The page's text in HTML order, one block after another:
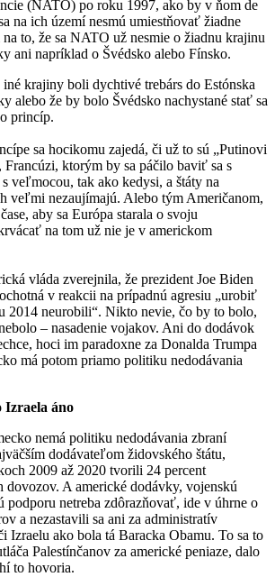
(NATO) po roku 1997, ako by v ňom de
na ich území nesmú umiestňovať žiadne
to, že sa NATO už nesmie o žiadnu krajinu
ani napríklad o Švédsko alebo Fínsko.
iné krajiny boli dychtivé trebárs do Estónska
alebo že by bolo Švédsko nachystané stať sa
princíp.
sa hocikomu zajedá, či už to sú „Putinovi
Francúzi, ktorým by sa páčilo baviť sa s
veľmocou, tak ako kedysi, a štáty na
veľmi nezaujímajú. Alebo tým Američanom,
aby sa Európa starala o svoju
na tom už nie je v americkom
vláda zverejnila, že prezident Joe Biden
v reakcii na prípadnú agresiu „urobiť
2014 neurobili“. Nikto nevie, čo by to bolo,
– nasadenie vojakov. Ani do dodávok
hoci im paradoxne za Donalda Trumpa
má potom priamo politiku nedodávania
áno
nemá politiku nedodávania zbraní
dodávateľom židovského štátu,
2009 až 2020 tvorili 24 percent
dovozov. A americké dodávky, vojenskú
podporu netreba zdôrazňovať, ide v úhrne o
a nezastavili sa ani za administratív
Izraelu ako bola tá Baracka Obamu. To sa to
Palestínčanov za americké peniaze, dalo
to hovoria.